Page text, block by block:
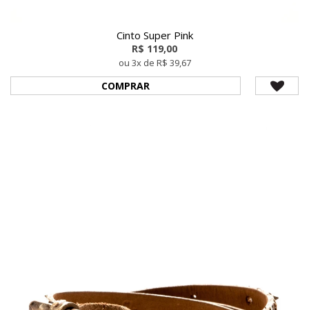
Cinto Super Pink
R$ 119,00
ou 3x de R$ 39,67
COMPRAR